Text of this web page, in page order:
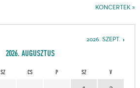
KONCERTEK
2026. SZEPT.
2026. AUGUSZTUS
SZ CS P SZ V